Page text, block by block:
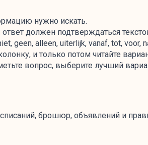
нужно искать.
должен подтверждаться
geen, alleen, uiterlijk, vanaf, tot, voor,
и только потом читайте
вопрос, выберите лучший
брошюр, объявлений и